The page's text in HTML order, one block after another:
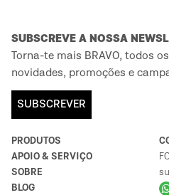
PRODUTOS
APOIO & SERVIÇO
SOBRE
BLOG
SUBSCREVE A NOSSA
Torna-te mais BRAVO, todos
novidades, promoções e
SUBSCREVER